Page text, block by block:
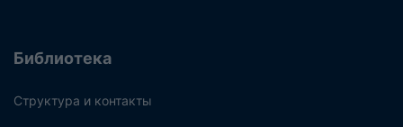
Библиотека
Структура и контакты